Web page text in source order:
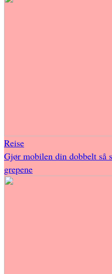
Reise
Gjør mobilen din dobbelt så
grepene